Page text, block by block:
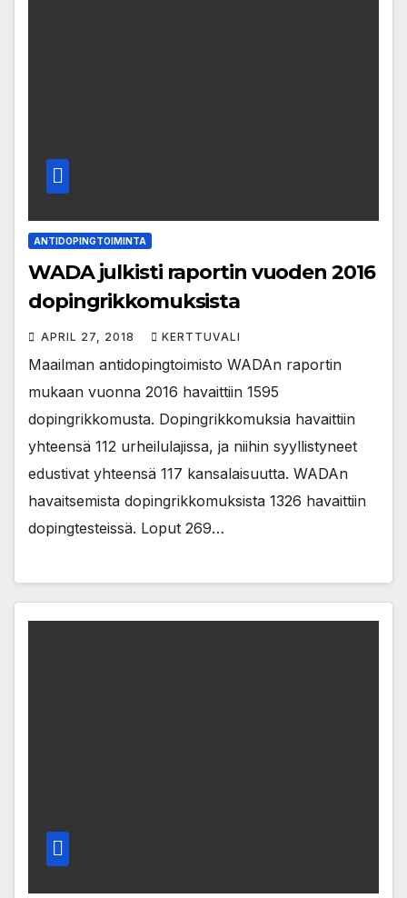
ANTIDOPINGTOIMINTA
WADA julkisti raportin vuoden 2016
dopingrikkomuksista
APRIL 27, 2018 KERTTUVALI
Maailman antidopingtoimisto WADAn raportin
mukaan vuonna 2016 havaittiin 1595
dopingrikkomusta. Dopingrikkomuksia havaittiin
yhteensä 112 urheilulajissa, ja niihin syyllistyneet
edustivat yhteensä 117 kansalaisuutta. WADAn
havaitsemista dopingrikkomuksista 1326 havaittiin
dopingtesteissä. Loput 269…